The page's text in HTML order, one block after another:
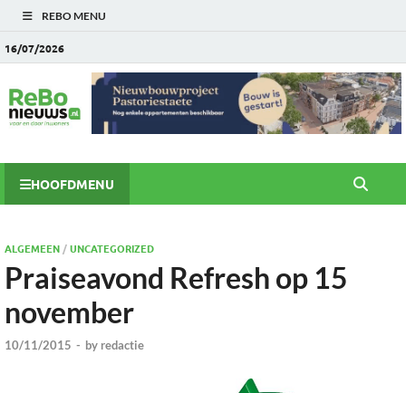
REBO MENU
16/07/2026
HOOFDMENU
ALGEMEEN/UNCATEGORIZED
Praiseavond Refresh op 15
november
10/11/2015 - by redactie